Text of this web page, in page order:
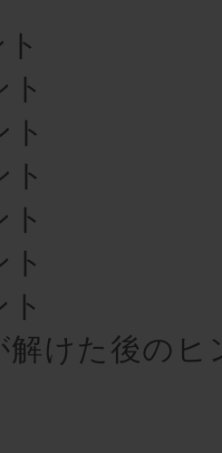
解けた後のヒ